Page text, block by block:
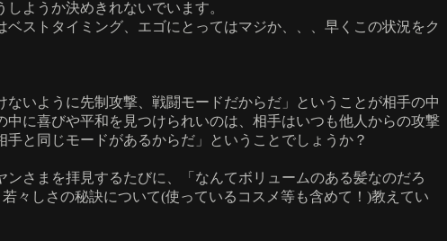
ようか決めきれないでいます。
ストタイミング、エゴにとってはマジか、、、早くこの状況をク
いように先制攻撃、戦闘モードだからだ」ということが相手の中
に喜びや平和を見つけられいのは、相手はいつも他人からの攻撃
と同じモードがあるからだ」ということでしょうか？
さまを拝見するたびに、「なんてボリュームのある髪なのだろ
々しさの秘訣について(使っているコスメ等も含めて！)教えてい